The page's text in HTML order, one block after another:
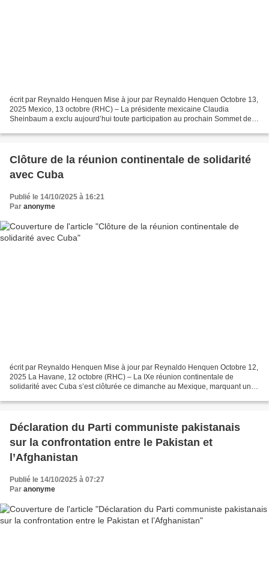
écrit par Reynaldo Henquen Mise à jour par Reynaldo Henquen Octobre 13,
2025 Mexico, 13 octobre (RHC) – La présidente mexicaine Claudia
Sheinbaum a exclu aujourd’hui toute participation au prochain Sommet des
Clôture de la réunion continentale de solidarité
avec Cuba
Publié le 14/10/2025 à 16:21
Par anonyme
écrit par Reynaldo Henquen Mise à jour par Reynaldo Henquen Octobre 12,
2025 La Havane, 12 octobre (RHC) – La IXe réunion continentale de
solidarité avec Cuba s’est clôturée ce dimanche au Mexique, marquant un
Déclaration du Parti communiste pakistanais
sur la confrontation entre le Pakistan et
l’Afghanistan
Publié le 14/10/2025 à 07:27
Par anonyme